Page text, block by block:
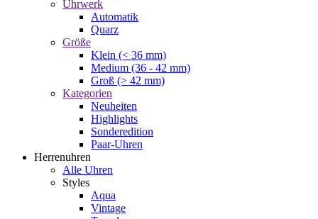
Uhrwerk
Automatik
Quarz
Größe
Klein (< 36 mm)
Medium (36 - 42 mm)
Groß (> 42 mm)
Kategorien
Neuheiten
Highlights
Sonderedition
Paar-Uhren
Herrenuhren
Alle Uhren
Styles
Aqua
Vintage